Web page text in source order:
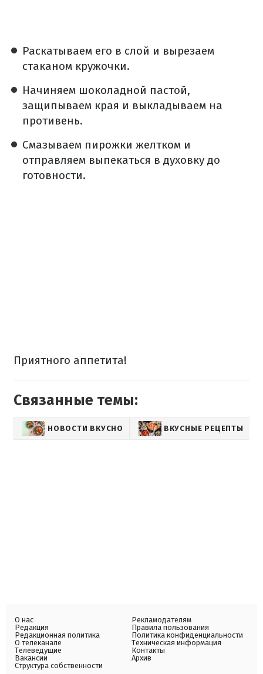
Раскатываем его в слой и вырезаем
стаканом кружочки.
Начиняем шоколадной пастой,
защипываем края и выкладываем на
противень.
Смазываем пирожки желтком и
отправляем выпекаться в духовку до
готовности.
Приятного аппетита!
Связанные темы:
НОВОСТИ ВКУСНО ВКУСНЫЕ РЕЦЕПТЫ
О нас
Редакция
Редакционная политика
О телеканале
Телеведущие
Вакансии
Структура собственности
Рекламодателям
Правила пользования
Политика конфиденциальности
Техническая информация
Контакты
Архив